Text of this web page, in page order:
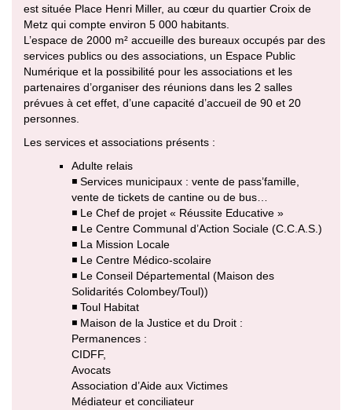
est située Place Henri Miller, au cœur du quartier Croix de
Metz qui compte environ 5 000 habitants.
L’espace de 2000 m² accueille des bureaux occupés par des
services publics ou des associations, un Espace Public
Numérique et la possibilité pour les associations et les
partenaires d’organiser des réunions dans les 2 salles
prévues à cet effet, d’une capacité d’accueil de 90 et 20
personnes.
Les services et associations présents :
Adulte relais
◾ Services municipaux : vente de pass’famille,
vente de tickets de cantine ou de bus…
◾ Le Chef de projet « Réussite Educative »
◾ Le Centre Communal d’Action Sociale (C.C.A.S.)
◾ La Mission Locale
◾ Le Centre Médico-scolaire
◾ Le Conseil Départemental (Maison des
Solidarités Colombey/Toul))
◾ Toul Habitat
◾ Maison de la Justice et du Droit :
Permanences :
CIDFF,
Avocats
Association d’Aide aux Victimes
Médiateur et conciliateur